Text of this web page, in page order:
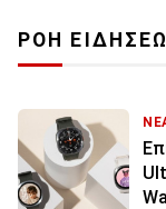
ΡΟΗ